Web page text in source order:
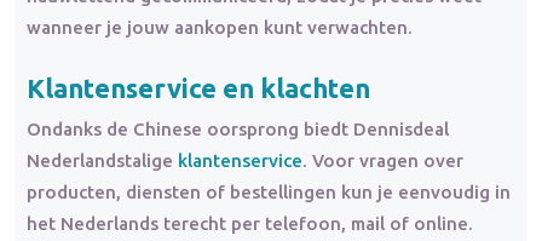
wanneer je jouw aankopen kunt verwachten.
Klantenservice en klachten
Ondanks de Chinese oorsprong biedt Dennisdeal
Nederlandstalige klantenservice. Voor vragen over
producten, diensten of bestellingen kun je eenvoudig in
het Nederlands terecht per telefoon, mail of online.